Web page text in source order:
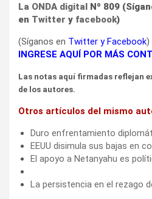
La ONDA digital Nº 809
en Twitter y facebook)
(Síganos en Twitter yFacebook)
INGRESE AQUÍ POR MÁS
Las notas aquí firmadas reflejan
de los autores.
Otros artículos del mismo
Duro enfrentamiento
EEUU disimula sus bajas en
El apoyo a Netanyahu es
La persistencia en el rezago